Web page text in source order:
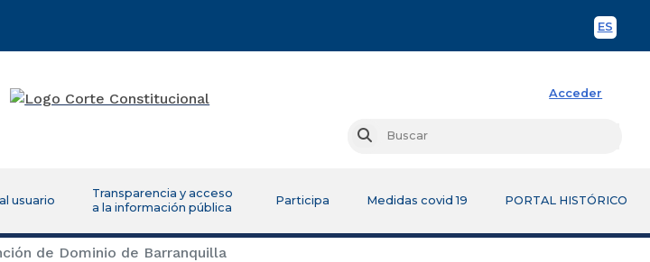
ES
Acceder
Buscar
usuario
Transparencia y acceso
a la información pública
Participa Medidas covid 19 PORTAL HISTÓRICO
de Dominio de Barranquilla